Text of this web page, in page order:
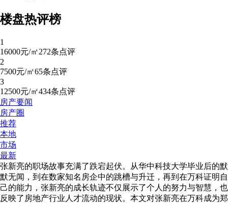
楼盘热评榜
1
16000元/㎡272条点评
2
7500元/㎡65条点评
3
12500元/㎡434条点评
房产要闻
房产圈
推荐
本地
市场
最新
张新亮的职场故事充满了跌宕起伏。从华中科技大学毕业后的默
默无闻，到在数家知名房企中的跳槽与升迁，再到在万科证明自
己的能力，张新亮的成长轨迹不仅展示了个人的努力与智慧，也
反映了房地产行业人才流动的现状。本文对张新亮在万科成为郑